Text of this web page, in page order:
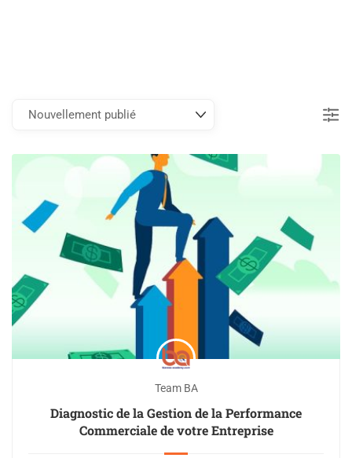
Team BA
Diagnostic de la Gestion de la Performance
Commerciale de votre Entreprise